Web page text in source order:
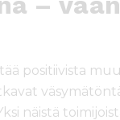
positiivista
näistä